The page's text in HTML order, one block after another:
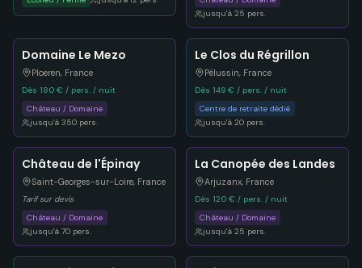
jusqu'à 25 pers.
Domaine Le Mezo
Ploeren, France
Dès 180 € / pers. / nuit
Château / Domaine
jusqu'à 350 pers.
Le Clos du Régrillon
Pélussin, France
Dès 149 € / pers. / nuit
Centre de retraite dédié
jusqu'à 20 pers.
Château de l'Épinay
Saint-Georges-sur-Loire, France
Tarif sur devis
Château / Domaine
jusqu'à 70 pers.
La Canopée des Landes
Arjuzanx, France
Dès 120 € / pers. / nuit
Château / Domaine
jusqu'à 25 pers.